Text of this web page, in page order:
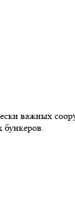
важных
бункеров.